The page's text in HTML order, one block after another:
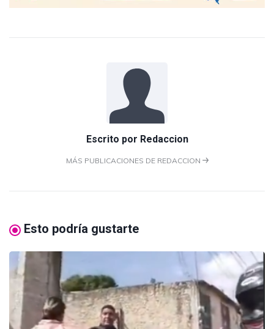
Escrito por Redaccion
MÁS PUBLICACIONES DE REDACCION
Esto podría gustarte